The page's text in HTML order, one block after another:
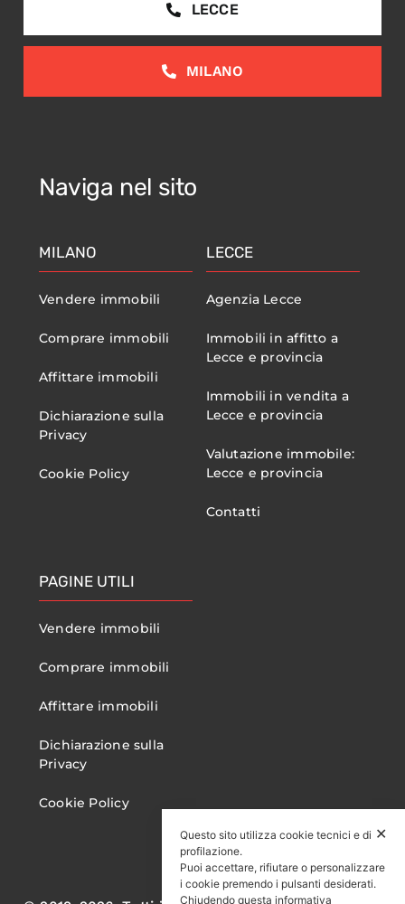
LECCE
MILANO
Naviga nel sito
MILANO
Vendere immobili
Comprare immobili
Affittare immobili
Dichiarazione sulla
Privacy
Cookie Policy
LECCE
Agenzia Lecce
Immobili in affitto a
Lecce e provincia
Immobili in vendita a
Lecce e provincia
Valutazione immobile:
Lecce e provincia
Contatti
PAGINE UTILI
Vendere immobili
Comprare immobili
Affittare immobili
Dichiarazione sulla
Privacy
Cookie Policy
✕
Questo sito utilizza cookie tecnici e di
profilazione.
Puoi accettare, rifiutare o personalizzare
i cookie premendo i pulsanti desiderati.
Chiudendo questa informativa